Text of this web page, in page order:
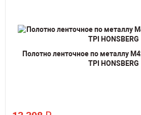
Полотно ленточное по металлу
TPI HONSBERG